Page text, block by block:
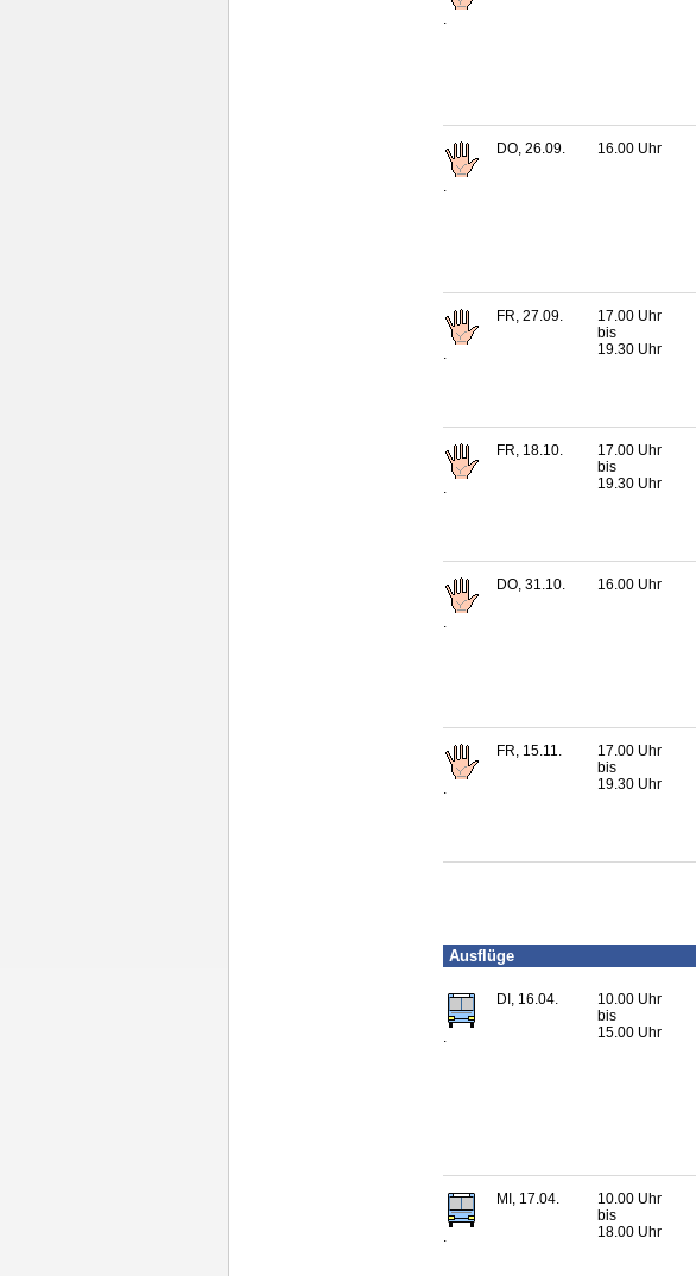
.
.
DO, 26.09. 16.00 Uhr
.
FR, 27.09.
17.00 Uhr
bis
19.30 Uhr
.
FR, 18.10.
17.00 Uhr
bis
19.30 Uhr
DO, 31.10. 16.00 Uhr
.
FR, 15.11.
17.00 Uhr
bis
19.30 Uhr
Ausflüge
DI, 16.04.
10.00 Uhr
bis
15.00 Uhr
.
MI, 17.04.
10.00 Uhr
bis
18.00 Uhr